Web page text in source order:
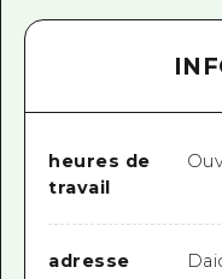
heures de
travail
adresse